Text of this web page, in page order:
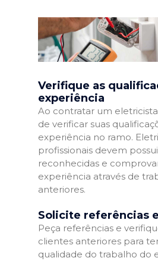
Verifique as
experiência
Ao contratar um
de verificar suas
experiência no ramo.
profissionais devem
reconhecidas e
experiência através de
anteriores.
Solicite referências
Peça referências e
clientes anteriores para
qualidade do trabalho do